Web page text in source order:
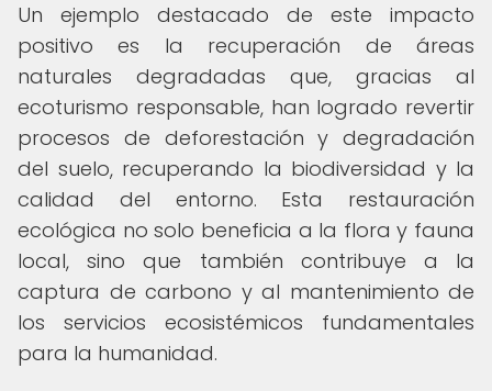
Un ejemplo destacado de este impacto
positivo es la recuperación de áreas
naturales degradadas que, gracias al
ecoturismo responsable, han logrado revertir
procesos de deforestación y degradación
del suelo, recuperando la biodiversidad y la
calidad del entorno. Esta restauración
ecológica no solo beneficia a la flora y fauna
local, sino que también contribuye a la
captura de carbono y al mantenimiento de
los servicios ecosistémicos fundamentales
para la humanidad.